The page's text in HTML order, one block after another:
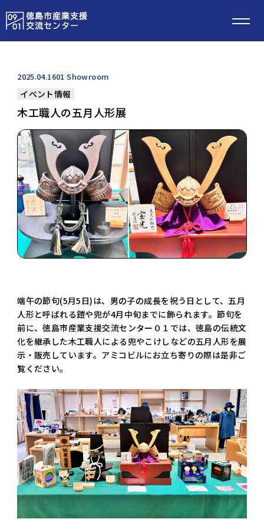
2025.04.1601 Showroom
イベント情報
木工職人の五月人形展
端午の節句(5月5日)は、男の子の成長を祝う日として、五月
人形と呼ばれる鎧や兜が4月中旬までに飾られます。節句を
前に、徳島市産業支援交流センター０１では、徳島の伝統文
化を継承した木工職人による兜やこけしなどの五月人形を展
示・販売しています。アミコビルにお立ち寄りの際は是非ご
覧ください。